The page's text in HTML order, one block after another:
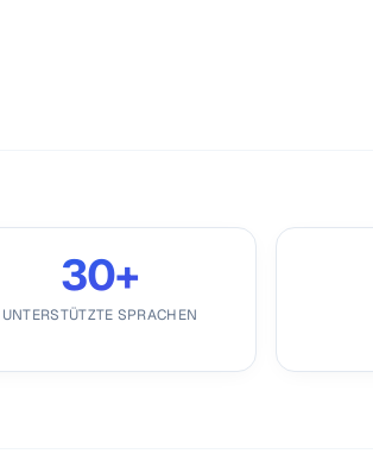
30+
UNTERSTÜTZTE SPRACHEN